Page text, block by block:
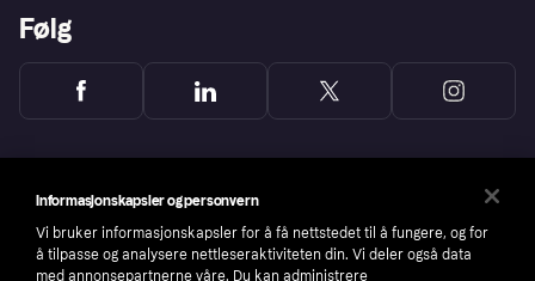
Følg
Informasjonskapsler og personvern
Vi bruker informasjonskapsler for å få nettstedet til å fungere, og for
å tilpasse og analysere nettleseraktiviteten din. Vi deler også data
med annonsepartnerne våre. Du kan administrere